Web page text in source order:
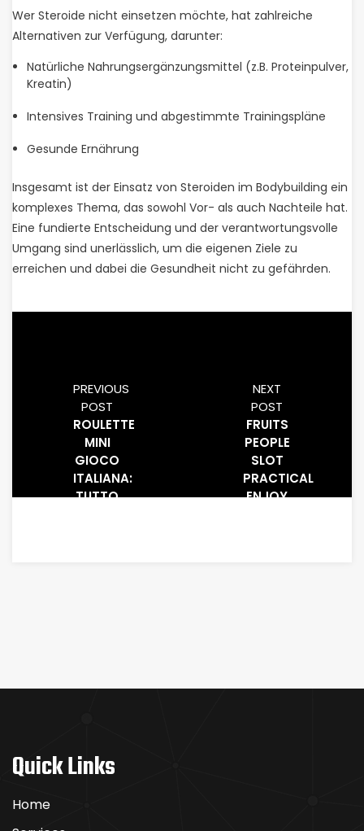
Wer Steroide nicht einsetzen möchte, hat zahlreiche
Alternativen zur Verfügung, darunter:
Natürliche Nahrungsergänzungsmittel (z.B. Proteinpulver,
Kreatin)
Intensives Training und abgestimmte Trainingspläne
Gesunde Ernährung
Insgesamt ist der Einsatz von Steroiden im Bodybuilding ein
komplexes Thema, das sowohl Vor- als auch Nachteile hat.
Eine fundierte Entscheidung und der verantwortungsvolle
Umgang sind unerlässlich, um die eigenen Ziele zu
erreichen und dabei die Gesundheit nicht zu gefährden.
PREVIOUS
POST
ROULETTE
MINI
GIOCO
ITALIANA:
TUTTO
NEXT
POST
FRUITS
PEOPLE
SLOT
PRACTICAL
ENJOY
Quick Links
Home